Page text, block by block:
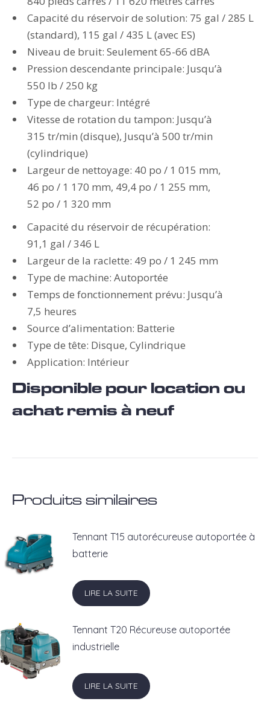
Capacité du réservoir de solution: 75 gal / 285 L
(standard), 115 gal / 435 L (avec ES)
Niveau de bruit: Seulement 65-66 dBA
Pression descendante principale: Jusqu’à
550 lb / 250 kg
Type de chargeur: Intégré
Vitesse de rotation du tampon: Jusqu’à
315 tr/min (disque), Jusqu’à 500 tr/min
(cylindrique)
Largeur de nettoyage: 40 po / 1 015 mm,
46 po / 1 170 mm, 49,4 po / 1 255 mm,
52 po / 1 320 mm
Capacité du réservoir de récupération:
91,1 gal / 346 L
Largeur de la raclette: 49 po / 1 245 mm
Type de machine: Autoportée
Temps de fonctionnement prévu: Jusqu’à
7,5 heures
Source d’alimentation: Batterie
Type de tête: Disque, Cylindrique
Application: Intérieur
Disponible pour location ou
achat remis à neuf
Produits similaires
Tennant T15 autorécureuse autoportée à
batterie
LIRE LA SUITE
Tennant T20 Récureuse autoportée
industrielle
LIRE LA SUITE